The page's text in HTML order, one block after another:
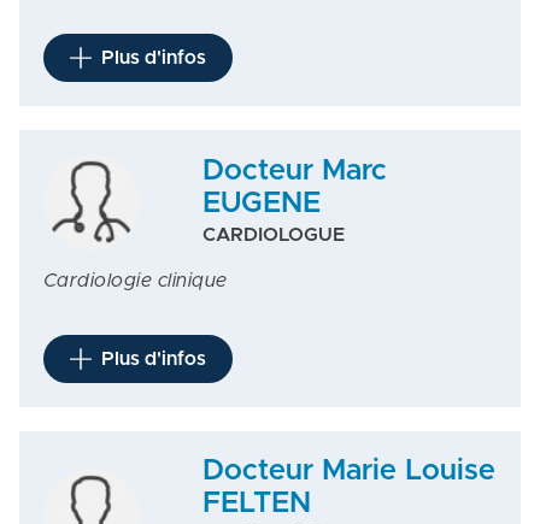
Plus d'infos
Docteur Marc
EUGENE
CARDIOLOGUE
Cardiologie clinique
Plus d'infos
Docteur Marie Louise
FELTEN